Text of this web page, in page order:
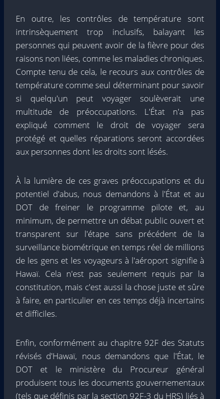
En outre, les contrôles de température sont
intrinsèquement trop inclusifs, balayant les
personnes qui peuvent avoir de la fièvre pour des
raisons non liées, comme les maladies chroniques.
Compte tenu de cela, le recours aux contrôles de
température comme seul déterminant pour savoir
si quelqu'un peut voyager soulèverait une
multitude de préoccupations. L'État n'a pas
expliqué comment le droit de voyager sera
protégé et quelles réparations seront accordées
aux personnes dont les droits sont lésés.
À la lumière de ces graves préoccupations et du
potentiel d'abus, nous demandons à l'État et au
DOT de freiner le programme pilote et, au
minimum, de permettre un débat public ouvert et
transparent sur l'étape sans précédent de la
surveillance biométrique en temps réel de millions
de les gens et les voyageurs à l'aéroport signifie à
Hawaï. Cela n'est pas seulement requis par la
constitution, mais c'est aussi la chose juste et sûre
à faire, en particulier en ces temps déjà incertains
et difficiles.
Enfin, conformément au chapitre 92F des Statuts
révisés d'Hawaï, nous demandons que l'État, le
DOT et le ministère du Procureur général
produisent tous les documents gouvernementaux
(tels que définis par la section 92F-3 du HRS) liés à